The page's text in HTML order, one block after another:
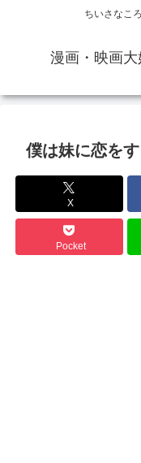
ちいさなこ
漫画・映画
僕は妹に恋を
X
Pocket